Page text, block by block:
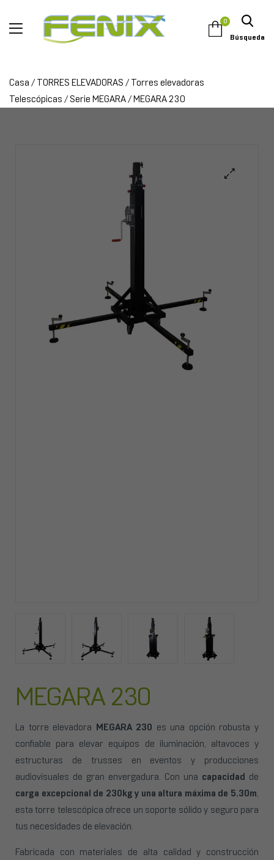
0
Búsqueda
Casa / TORRES ELEVADORAS / Torres elevadoras
Telescópicas / Serie MEGARA/ MEGARA 230
MEGARA 230
La torre elevadora MEGARA 230 es una opción robusta y
confiable para elevar equipos de iluminación, altavoces y
estructuras de trusses en eventos y producciones
audiovisuales de gran envergadura. Con una capacidad de
carga excepcional de 230kg y una altura máxima de 5.30m,
esta torre telescópica ofrece un soporte sólido y seguro para
tus necesidades de elevación.
Fabricada con materiales de alta calidad y construcción